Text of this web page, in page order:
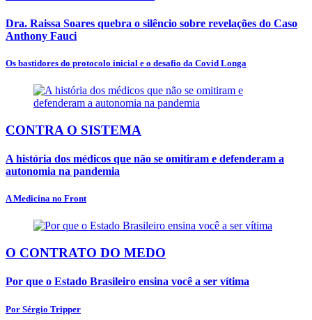
Dra. Raissa Soares quebra o silêncio sobre revelações do Caso
Anthony Fauci
Os bastidores do protocolo inicial e o desafio da Covid Longa
CONTRA O SISTEMA
A história dos médicos que não se omitiram e defenderam a
autonomia na pandemia
A Medicina no Front
O CONTRATO DO MEDO
Por que o Estado Brasileiro ensina você a ser vítima
Por Sérgio Tripper